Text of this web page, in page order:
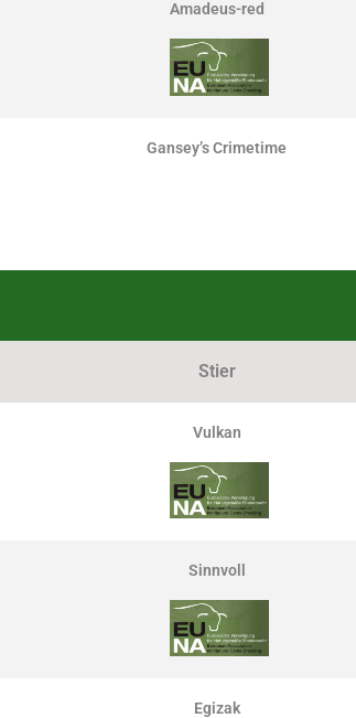
Amadeus-red
Gansey’s Crimetime
Stier
Vulkan
Sinnvoll
Egizak